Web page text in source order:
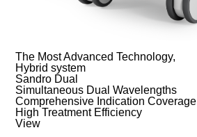
The Most Advanced Technology,
Hybrid system
Sandro Dual
Simultaneous Dual Wavelengths
Comprehensive Indication Coverage
High Treatment Efficiency
View